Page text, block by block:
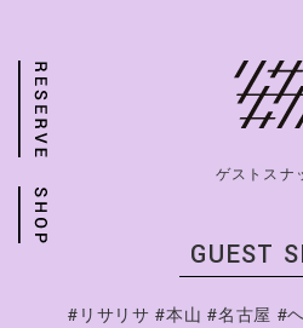
ゲストスナ
GUEST
#リサリサ #本山 #名古屋 #